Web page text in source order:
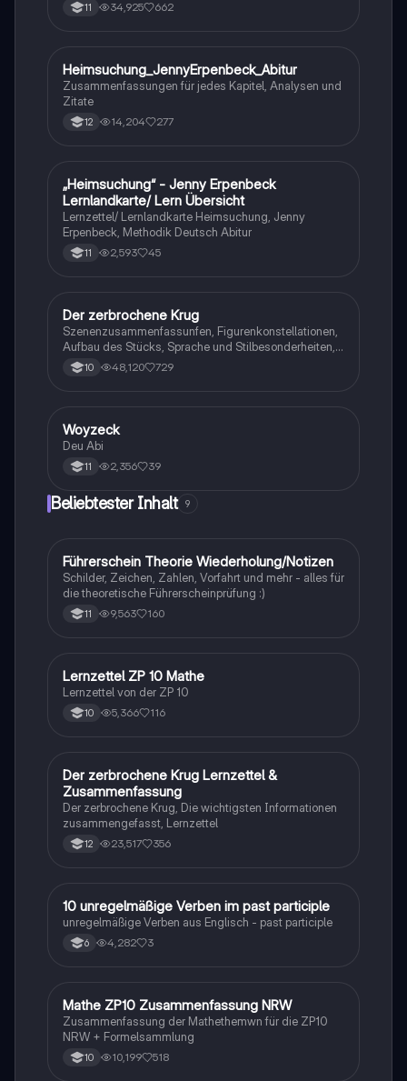
11 34,925 662
Deutsch
Heimsuchung_JennyErpenbeck_Abitur
Zusammenfassungen für jedes Kapitel, Analysen und
Zitate
12 14,204 277
Deutsch
„Heimsuchung“ - Jenny Erpenbeck
Lernlandkarte/ Lern Übersicht
Lernzettel/ Lernlandkarte Heimsuchung, Jenny
Erpenbeck, Methodik Deutsch Abitur
11 2,593 45
Deutsch
Der zerbrochene Krug
Szenenzusammenfassunfen, Figurenkonstellationen,
Aufbau des Stücks, Sprache und Stilbesonderheiten,
Aussageabsicht, Thematik, Interpretation
10 48,120 729
Deutsch
Woyzeck
Deu Abi
11 2,356 39
Beliebtester Inhalt 9
Lerntipps
Führerschein Theorie Wiederholung/Notizen
Schilder, Zeichen, Zahlen, Vorfahrt und mehr - alles für
die theoretische Führerscheinprüfung :)
11 9,563 160
Mathe
Lernzettel ZP 10 Mathe
Lernzettel von der ZP 10
10 5,366 116
Deutsch
Der zerbrochene Krug Lernzettel &
Zusammenfassung
Der zerbrochene Krug, Die wichtigsten Informationen
zusammengefasst, Lernzettel
12 23,517 356
1 Englisch
10 unregelmäßige Verben im past participle
unregelmäßige Verben aus Englisch - past participle
6 4,282 3
Mathe
Mathe ZP10 Zusammenfassung NRW
Zusammenfassung der Mathethemwn für die ZP10
NRW + Formelsammlung
10 10,199 518